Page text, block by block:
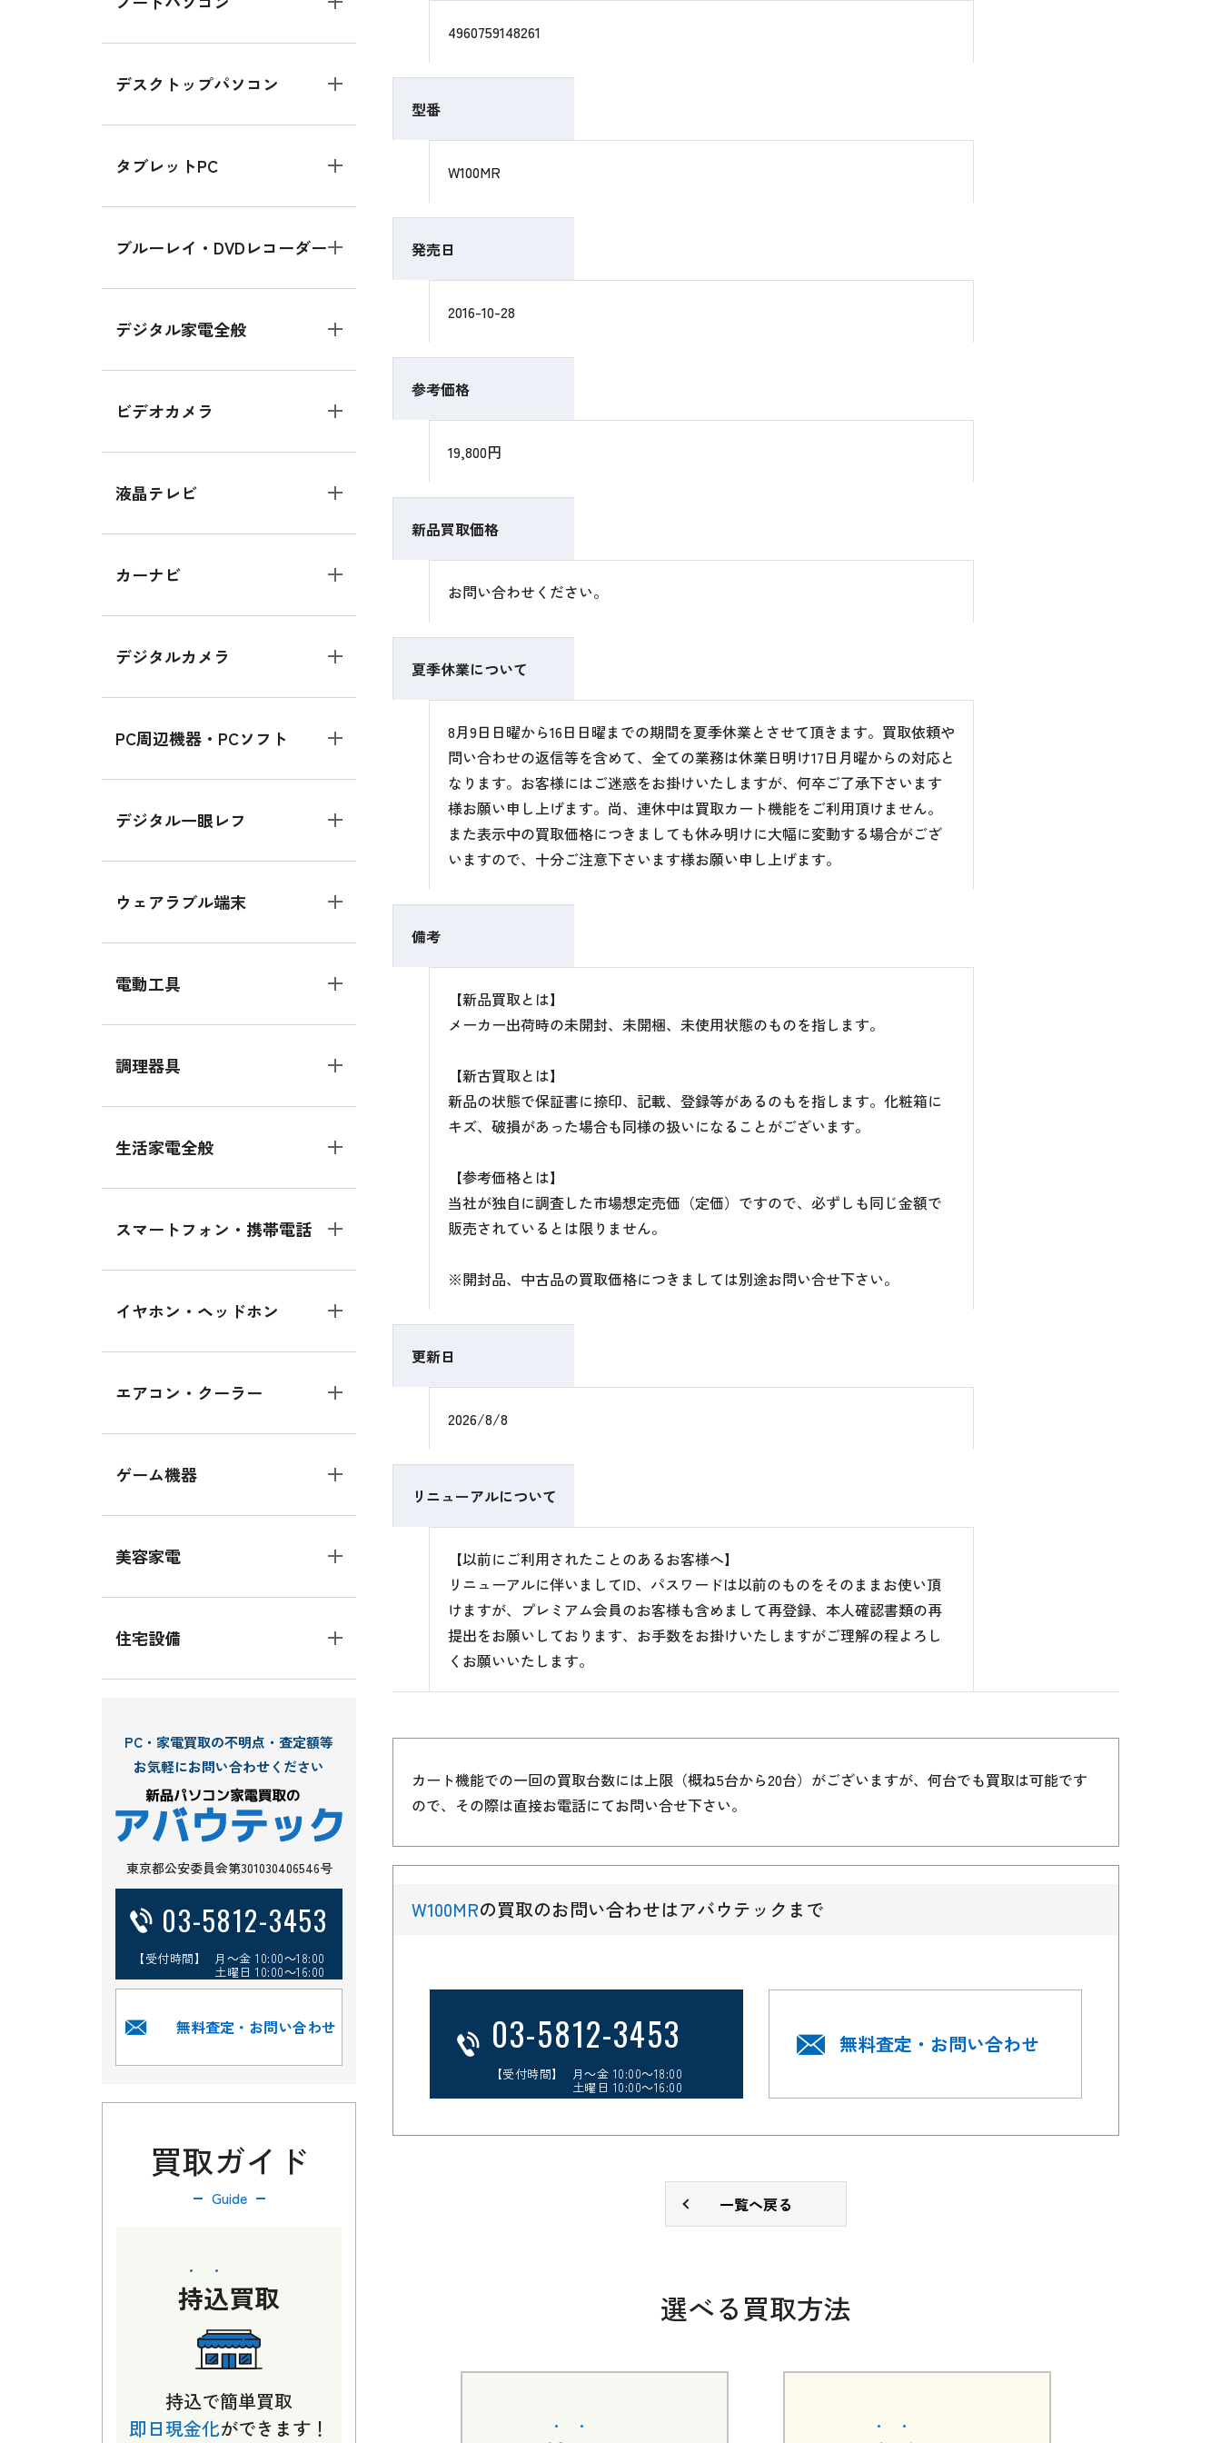
デスクトップパソコン
タブレットPC
ブルーレイ・DVDレコーダー
デジタル家電全般
ビデオカメラ
液晶テレビ
カーナビ
デジタルカメラ
PC周辺機器・PCソフト
デジタル一眼レフ
ウェアラブル端末
電動工具
調理器具
生活家電全般
スマートフォン・携帯電話
イヤホン・ヘッドホン
エアコン・クーラー
ゲーム機器
美容家電
住宅設備
PC・家電買取の不明点・査定額等
お気軽にお問い合わせください
東京都公安委員会第301030406546号
03-5812-3453
【受付時間】 月～金 10:00～18:00
土曜日 10:00～16:00
無料査定・お問い合わせ
買取ガイド
Guide
持込買取
持込で簡単買取
即日現金化ができます！
4960759148261
型番
W100MR
発売日
2016-10-28
参考価格
19,800円
新品買取価格
お問い合わせください。
夏季休業について
8月9日日曜から16日日曜までの期間を夏季休業とさせて頂きます。買取依頼や
問い合わせの返信等を含めて、全ての業務は休業日明け17日月曜からの対応と
なります。お客様にはご迷惑をお掛けいたしますが、何卒ご了承下さいます
様お願い申し上げます。尚、連休中は買取カート機能をご利用頂けません。
また表示中の買取価格につきましても休み明けに大幅に変動する場合がござ
いますので、十分ご注意下さいます様お願い申し上げます。
備考
【新品買取とは】
メーカー出荷時の未開封、未開梱、未使用状態のものを指します。
【新古買取とは】
新品の状態で保証書に捺印、記載、登録等があるのもを指します。化粧箱に
キズ、破損があった場合も同様の扱いになることがございます。
【参考価格とは】
当社が独自に調査した市場想定売価（定価）ですので、必ずしも同じ金額で
販売されているとは限りません。
※開封品、中古品の買取価格につきましては別途お問い合せ下さい。
更新日
2026/8/8
リニューアルについて
【以前にご利用されたことのあるお客様へ】
リニューアルに伴いましてID、パスワードは以前のものをそのままお使い頂
けますが、プレミアム会員のお客様も含めまして再登録、本人確認書類の再
提出をお願いしております、お手数をお掛けいたしますがご理解の程よろし
くお願いいたします。
カート機能での一回の買取台数には上限（概ね5台から20台）がございますが、何台でも買取は可能です
ので、その際は直接お電話にてお問い合せ下さい。
W100MRの買取のお問い合わせはアバウテックまで
03-5812-3453
【受付時間】 月～金 10:00～18:00
土曜日 10:00～16:00
無料査定・お問い合わせ
一覧へ戻る
選べる買取方法